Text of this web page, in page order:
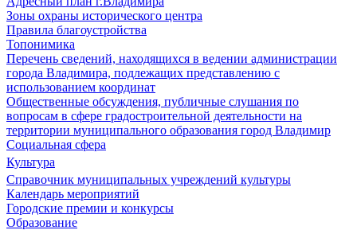
Зоны охраны исторического центра
Правила благоустройства
Топонимика
Перечень сведений, находящихся в ведении администрации
города Владимира, подлежащих представлению с
использованием координат
Общественные обсуждения, публичные слушания по
вопросам в сфере градостроительной деятельности на
территории муниципального образования город Владимир
Социальная сфера
Культура
Справочник муниципальных учреждений культуры
Календарь мероприятий
Городские премии и конкурсы
Образование